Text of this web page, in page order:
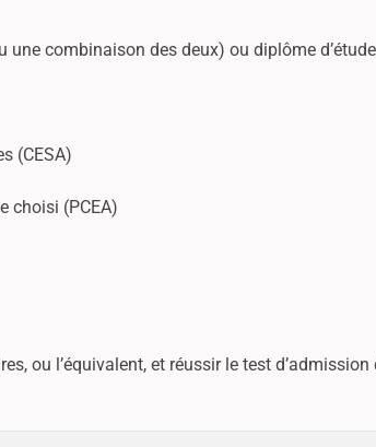
combinaison des deux) ou diplôme
(CESA)
choisi (PCEA)
ou l’équivalent, et réussir le test